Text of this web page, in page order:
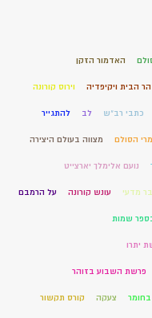
האדמור הזקן
הר הבית ויקיפדיה וירוס קורונה
כתבי רב"ש לב להתגייר
הסולם מצווה בעולם היצירה
נועם אלימלך יארצייט
מדעי עונש קורונה על הרמבם
שמות
יתרו
פרשת השבוע בזוהר
צעקה קורס תקשור